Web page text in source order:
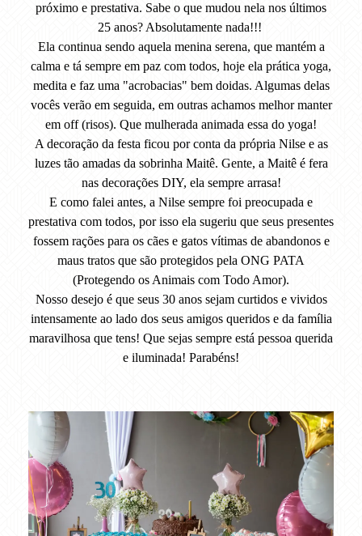
próximo e prestativa. Sabe o que mudou nela nos últimos
25 anos? Absolutamente nada!!!
Ela continua sendo aquela menina serena, que mantém a
calma e tá sempre em paz com todos, hoje ela prática yoga,
medita e faz uma "acrobacias" bem doidas. Algumas delas
vocês verão em seguida, em outras achamos melhor manter
em off (risos). Que mulherada animada essa do yoga!
A decoração da festa ficou por conta da própria Nilse e as
luzes tão amadas da sobrinha Maitê. Gente, a Maitê é fera
nas decorações DIY, ela sempre arrasa!
E como falei antes, a Nilse sempre foi preocupada e
prestativa com todos, por isso ela sugeriu que seus presentes
fossem rações para os cães e gatos vítimas de abandonos e
maus tratos que são protegidos pela ONG PATA
(Protegendo os Animais com Todo Amor).
Nosso desejo é que seus 30 anos sejam curtidos e vividos
intensamente ao lado dos seus amigos queridos e da família
maravilhosa que tens! Que sejas sempre está pessoa querida
e iluminada! Parabéns!